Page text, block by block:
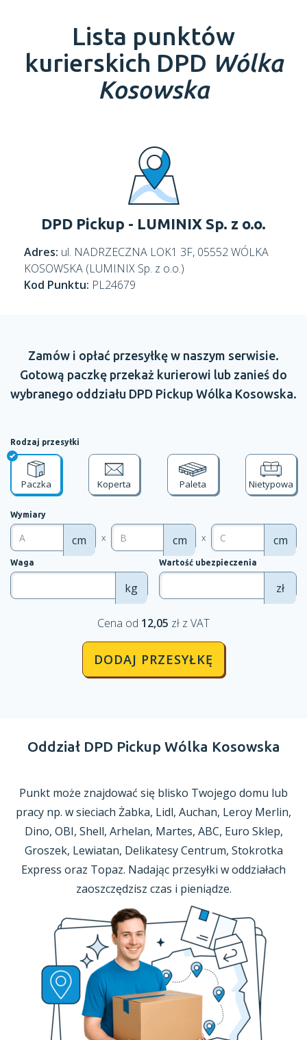
Lista punktów
kurierskich DPD Wólka
Kosowska
DPD Pickup - LUMINIX Sp. z o.o.
Adres: ul. NADRZECZNA LOK1 3F, 05552 WÓLKA
KOSOWSKA (LUMINIX Sp. z o.o.)
Kod Punktu: PL24679
Zamów i opłać przesyłkę w naszym serwisie.
Gotową paczkę przekaż kurierowi lub zanieś do
wybranego oddziału DPD Pickup Wólka Kosowska.
Rodzaj przesyłki
Paczka Koperta Paleta Nietypowa
Wymiary
cm x cm x cm
Waga
kg
Wartość ubezpieczenia
zł
Cena od 12,05 zł z VAT
DODAJ PRZESYŁKĘ
Oddział DPD Pickup Wólka Kosowska
Punkt może znajdować się blisko Twojego domu lub
pracy np. w sieciach Żabka, Lidl, Auchan, Leroy Merlin,
Dino, OBI, Shell, Arhelan, Martes, ABC, Euro Sklep,
Groszek, Lewiatan, Delikatesy Centrum, Stokrotka
Express oraz Topaz. Nadając przesyłki w oddziałach
zaoszczędzisz czas i pieniądze.